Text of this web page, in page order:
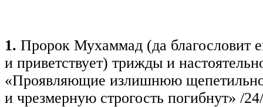
1. Пророк Мухаммад (да благословит
и приветствует) трижды и
«Проявляющие излишнюю
и чрезмерную строгость погибнут» /24/